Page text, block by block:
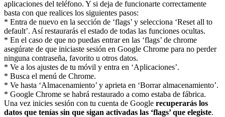
aplicaciones del teléfono. Y si deja de funcionarte correctamente
basta con que realices los siguientes pasos:
* Entra de nuevo en la sección de ‘flags’ y selecciona ‘Reset all to
default’. Así restaurarás el estado de todas las funciones ocultas.
* En el caso de que no puedas entrar en las ‘flags’ de chrome
asegúrate de que iniciaste sesión en Google Chrome para no perder
ninguna contraseña, favorito u otros datos.
* Ve a los ajustes de tu móvil y entra en ‘Aplicaciones’.
* Busca el menú de Chrome.
* Ve hasta ‘Almacenamiento’ y aprieta en ‘Borrar almacenamiento’.
* Google Chrome se habrá restaurado a como estaba de fábrica.
Una vez inicies sesión con tu cuenta de Google recuperarás los
datos que tenías sin que sigan activadas las ‘flags’ que elegiste.